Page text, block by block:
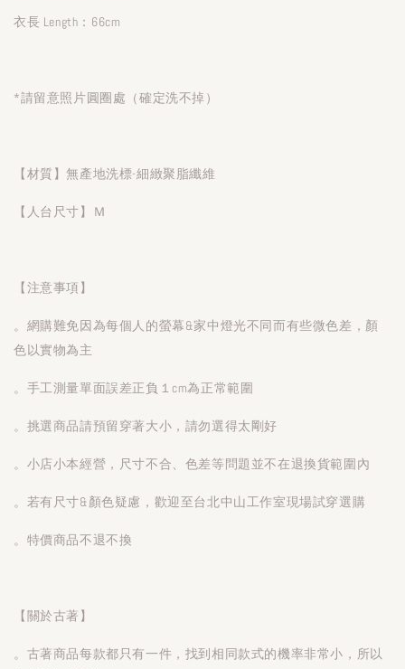
衣長 Length：66cm
*請留意照片圓圈處（確定洗不掉）
【材質】無產地洗標-細緻聚脂纖維
【人台尺寸】Ｍ
【注意事項】
。網購難免因為每個人的螢幕&家中燈光不同而有些微色差，顏
色以實物為主
。手工測量單面誤差正負１cm為正常範圍
。挑選商品請預留穿著大小，請勿選得太剛好
。小店小本經營，尺寸不合、色差等問題並不在退換貨範圍內
。若有尺寸&顏色疑慮，歡迎至台北中山工作室現場試穿選購
。特價商品不退不換
【關於古著】
。古著商品每款都只有一件，找到相同款式的機率非常小，所以